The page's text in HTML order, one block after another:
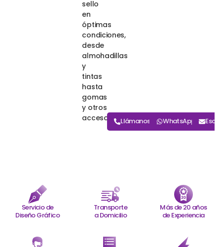
sello
en
óptimas
condiciones,
desde
almohadillas
y
tintas
hasta
gomas
y otros
accesorios.Llámanos WhatsApp
Servicio de
Diseño Gráfico
Transporte
a Domicilio
Más de 20 años
de Experiencia